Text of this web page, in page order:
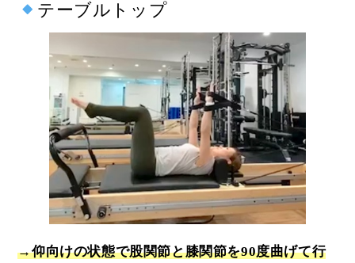
テーブルトップ
→仰向けの状態で股関節と膝関節を90度曲げて行